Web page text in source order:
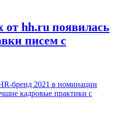
hh.ru появилась
писем с